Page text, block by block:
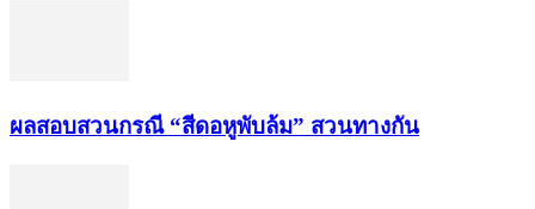
ผลสอบสวนกรณี “สีดอหูพับล้ม” สวนทางกัน